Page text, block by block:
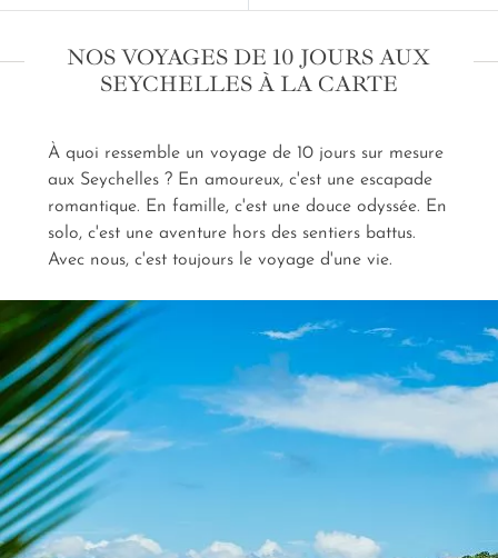
privatisé par notre conciergerie. Celui même d'une
votre villa cette fois, les fenêtres grandes ouvertes...
voyage de 10 jours aux Seychelles sur mesure
d'escales, quel décor vient faire sourire votre
imagination, dites-nous tout, nous faisons le reste.
NOS VOYAGES DE 10 JOURS AUX
SEYCHELLES À LA CARTE
À quoi ressemble un voyage de 10 jours sur mesure
aux Seychelles ? En amoureux, c'est une escapade
romantique. En famille, c'est une douce odyssée. En
solo, c'est une aventure hors des sentiers battus.
Avec nous, c'est toujours le voyage d'une vie.